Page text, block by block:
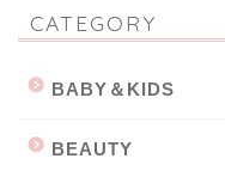
CATEGORY
BABY＆KIDS
BEAUTY